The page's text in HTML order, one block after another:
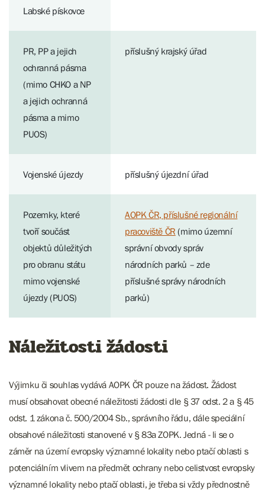
Labské pískovce
PR, PP a jejich
ochranná pásma
(mimo CHKO a NP
a jejich ochranná
pásma a mimo
PUOS)
příslušný krajský úřad
Vojenské újezdy příslušný újezdní úřad
Pozemky, které
tvoří součást
objektů důležitých
pro obranu státu
mimo vojenské
újezdy (PUOS)
AOPK ČR, příslušné regionální
pracoviště ČR (mimo územní
správní obvody správ
národních parků – zde
příslušné správy národních
parků)
Náležitosti žádosti
Výjimku či souhlas vydává AOPK ČR pouze na žádost. Žádost
musí obsahovat obecné náležitosti žádosti dle § 37 odst. 2 a § 45
odst. 1 zákona č. 500/2004 Sb., správního řádu, dále speciální
obsahové náležitosti stanovené v § 83a ZOPK. Jedná - li se o
záměr na území evropsky významné lokality nebo ptačí oblasti s
potenciálním vlivem na předmět ochrany nebo celistvost evropsky
významné lokality nebo ptačí oblasti, je třeba si vždy přednostně